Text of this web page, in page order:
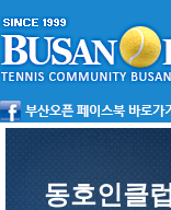
동호인클럽